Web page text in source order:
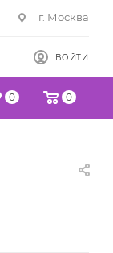
г. Москва
ВОЙТИ
0 0